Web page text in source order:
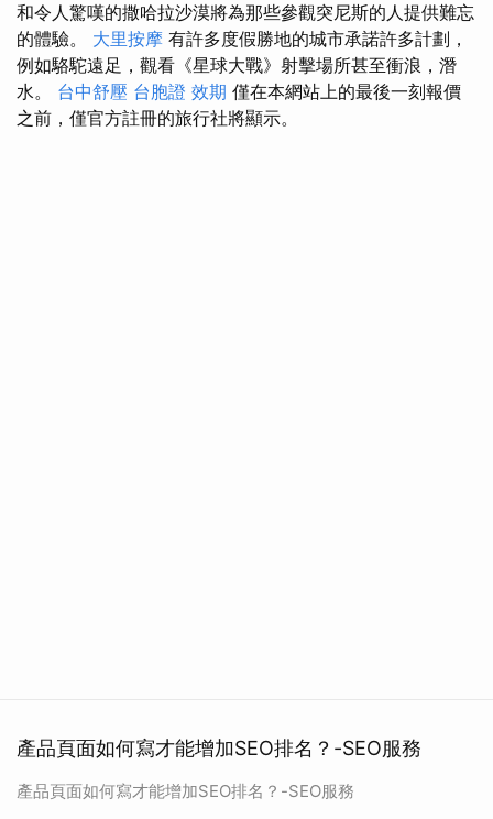
和令人驚嘆的撒哈拉沙漠將為那些參觀突尼斯的人提供難忘
的體驗。 大里按摩 有許多度假勝地的城市承諾許多計劃，
例如駱駝遠足，觀看《星球大戰》射擊場所甚至衝浪，潛
水。 台中舒壓 台胞證 效期 僅在本網站上的最後一刻報價
之前，僅官方註冊的旅行社將顯示。
產品頁面如何寫才能增加SEO排名？-SEO服務
產品頁面如何寫才能增加SEO排名？-SEO服務